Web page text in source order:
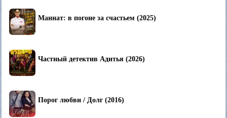
Маннат: в погоне за счастьем (2025)
Частный детектив Адитья (2026)
Порог любви / Долг (2016)